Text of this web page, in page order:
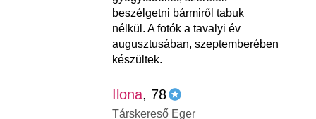
beszélgetni bármiről tabuk
nélkül. A fotók a tavalyi év
augusztusában, szeptemberében
készültek.
Ilona, 78
Társkereső Eger